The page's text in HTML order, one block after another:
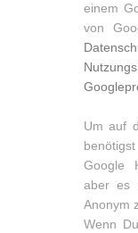
einem
von
Um auf
Google
aber es
Anonym
Wenn